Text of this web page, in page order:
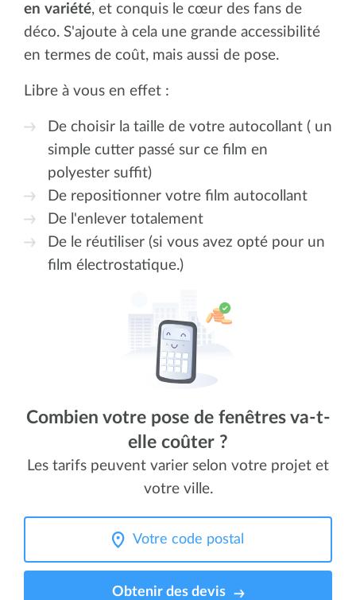
en variété, et conquis le cœur des fans de
déco. S'ajoute à cela une grande accessibilité
en termes de coût, mais aussi de pose.
Libre à vous en effet :
De choisir la taille de votre autocollant ( un
simple cutter passé sur ce film en
polyester suffit)
De repositionner votre film autocollant
De l'enlever totalement
De le réutiliser (si vous avez opté pour un
film électrostatique.)
Combien votre pose de fenêtres va-t-
elle coûter ?
Les tarifs peuvent varier selon votre projet et
votre ville.
Obtenir des devis